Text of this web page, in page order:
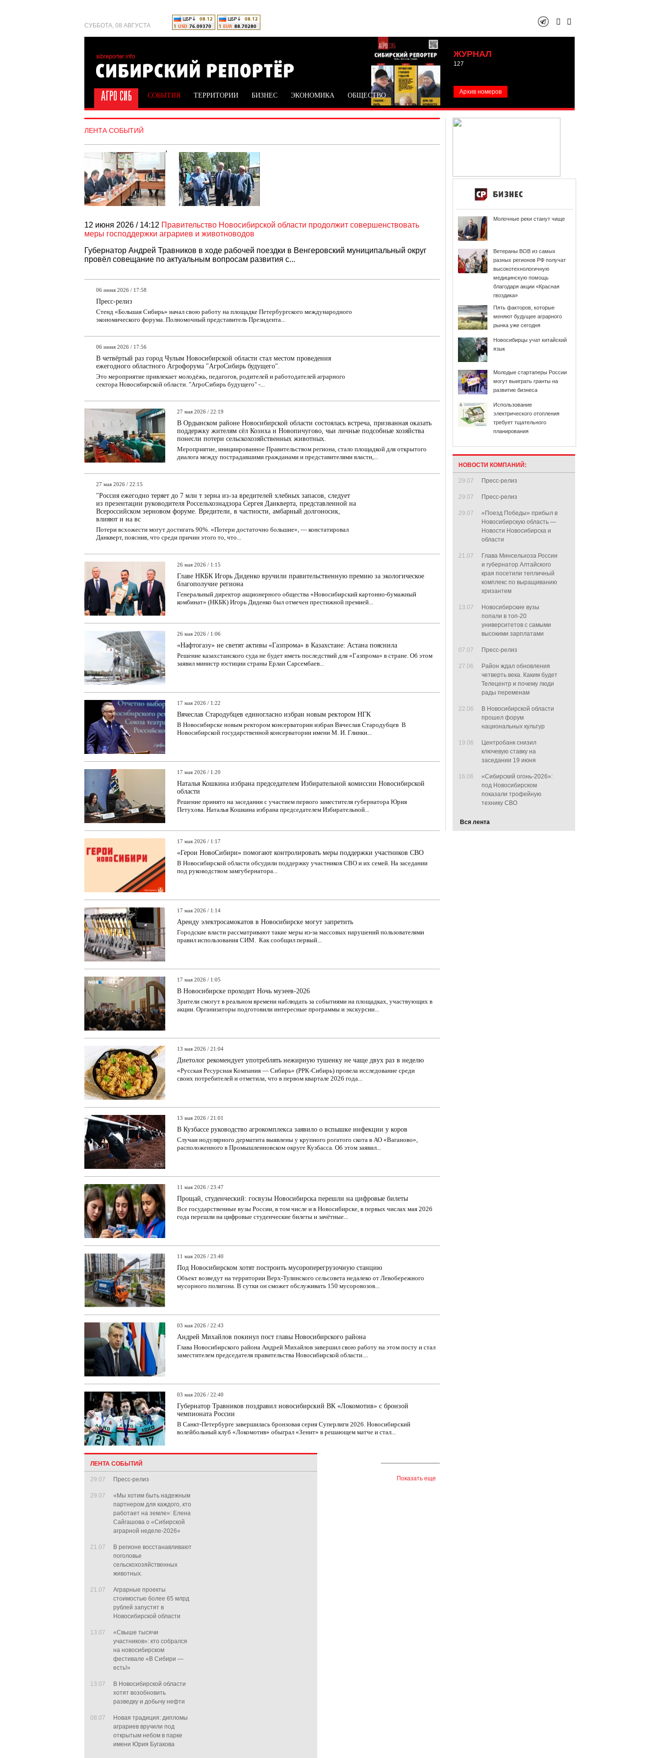
СУББОТА, 08 АВГУСТА
ЖУРНАЛ
127
Архив номеров
СОБЫТИЯ ТЕРРИТОРИИ БИЗНЕС ЭКОНОМИКА ОБЩЕСТВО
ЛЕНТА СОБЫТИЙ
,
12 июня 2026 / 14:12 Правительство Новосибирской области продолжит совершенствовать
меры господдержки аграриев и животноводов
Губернатор Андрей Травников в ходе рабочей поездки в Венгеровский муниципальный округ
провёл совещание по актуальным вопросам развития с...
06 июня 2026 / 17:58
Пресс-релиз
Стенд «Большая Сибирь» начал свою работу на площадке Петербургского международного
экономического форума. Полномочный представитель Президента...
06 июня 2026 / 17:56
В четвёртый раз город Чулым Новосибирской области стал местом проведения
ежегодного областного Агрофорума "АгроСибирь будущего".
Это мероприятие привлекает молодёжь, педагогов, родителей и работодателей аграрного
сектора Новосибирской области. "АгроСибирь будущего" -...
27 мая 2026 / 22:19
В Ордынском районе Новосибирской области состоялась встреча, призванная оказать
поддержку жителям сёл Козиха и Новопичугово, чьи личные подсобные хозяйства
понесли потери сельскохозяйственных животных.
Мероприятие, инициированное Правительством региона, стало площадкой для открытого
диалога между пострадавшими гражданами и представителями власти,...
27 мая 2026 / 22:15
"Россия ежегодно теряет до 7 млн т зерна из-за вредителей хлебных запасов, следует
из презентации руководителя Россельхознадзора Сергея Данкверта, представленной на
Всероссийском зерновом форуме. Вредители, в частности, амбарный долгоносик,
влияют и на вс
Потери всхожести могут достигать 90%. «Потери достаточно большие», — констатировал
Данкверт, пояснив, что среди причин этого то, что...
26 мая 2026 / 1:15
Главе НКБК Игорь Диденко вручили правительственную премию за экологическое
благополучие региона
Генеральный директор акционерного общества «Новосибирский картонно-бумажный
комбинат» (НКБК) Игорь Диденко был отмечен престижной премией...
26 мая 2026 / 1:06
«Нафтогазу» не светят активы «Газпрома» в Казахстане: Астана пояснила
Решение казахстанского суда не будет иметь последствий для «Газпрома» в стране. Об этом
заявил министр юстиции страны Ерлан Сарсембаев...
17 мая 2026 / 1:22
Вячеслав Стародубцев единогласно избран новым ректором НГК
В Новосибирске новым ректором консерватории избран Вячеслав Стародубцев В
Новосибирской государственной консерватории имени М. И. Глинки...
17 мая 2026 / 1:20
Наталья Кошкина избрана председателем Избирательной комиссии Новосибирской
области
Решение принято на заседании с участием первого заместителя губернатора Юрия
Петухова. Наталья Кошкина избрана председателем Избирательной...
17 мая 2026 / 1:17
«Герои НовоСибири» помогают контролировать меры поддержки участников СВО
В Новосибирской области обсудили поддержку участников СВО и их семей. На заседании
под руководством замгубернатора...
17 мая 2026 / 1:14
Аренду электросамокатов в Новосибирске могут запретить
Городские власти рассматривают такие меры из-за массовых нарушений пользователями
правил использования СИМ. Как сообщил первый...
17 мая 2026 / 1:05
В Новосибирске проходит Ночь музеев-2026
Зрители смогут в реальном времени наблюдать за событиями на площадках, участвующих в
акции. Организаторы подготовили интересные программы и экскурсии...
13 мая 2026 / 21:04
Диетолог рекомендует употреблять нежирную тушенку не чаще двух раз в неделю
«Русская Ресурсная Компания — Сибирь» (РРК-Сибирь) провела исследование среди
своих потребителей и отметила, что в первом квартале 2026 года...
13 мая 2026 / 21:01
В Кузбассе руководство агрокомплекса заявило о вспышке инфекции у коров
Случаи нодулярного дерматита выявлены у крупного рогатого скота в АО «Ваганово»,
расположенного в Промышленновском округе Кузбасса. Об этом заявил...
11 мая 2026 / 23:47
Прощай, студенческий: госвузы Новосибирска перешли на цифровые билеты
Все государственные вузы России, в том числе и в Новосибирске, в первых числах мая 2026
года перешли на цифровые студенческие билеты и зачётные...
11 мая 2026 / 23:40
Под Новосибирском хотят построить мусороперегрузочную станцию
Объект возведут на территории Верх-Тулинского сельсовета недалеко от Левобережного
мусорного полигона. В сутки он сможет обслуживать 150 мусоровозов...
03 мая 2026 / 22:43
Андрей Михайлов покинул пост главы Новосибирского района
Глава Новосибирского района Андрей Михайлов завершил свою работу на этом посту и стал
заместителем председателя правительства Новосибирской области....
03 мая 2026 / 22:40
Губернатор Травников поздравил новосибирский ВК «Локомотив» с бронзой
чемпионата России
В Санкт-Петербурге завершилась бронзовая серия Суперлиги 2026. Новосибирский
волейбольный клуб «Локомотив» обыграл «Зенит» в решающем матче и стал...
Показать еще
ЛЕНТА СОБЫТИЙ
29.07 Пресс-релиз
29.07
«Мы хотим быть надежным
партнером для каждого, кто
работает на земле»: Елена
Сайгашова о «Сибирской
аграрной неделе-2026»
21.07
В регионе восстанавливают
поголовье
сельскохозяйственных
животных.
21.07
Аграрные проекты
стоимостью более 65 млрд
рублей запустят в
Новосибирской области
13.07
«Свыше тысячи
участников»: кто собрался
на новосибирском
фестивале «В Сибири —
есть!»
13.07
В Новосибирской области
хотят возобновить
разведку и добычу нефти
08.07
Новая традиция: дипломы
аграриев вручили под
открытым небом в парке
имени Юрия Бугакова
Молочные реки станут чище
Ветераны ВОВ из самых
разных регионов РФ получат
высокотехнологичную
медицинскую помощь
благодаря акции «Красная
гвоздика»
Пять факторов, которые
меняют будущее аграрного
рынка уже сегодня
Новосибирцы учат китайский
язык
Молодые стартаперы России
могут выиграть гранты на
развитие бизнеса
Использование
электрического отопления
требует тщательного
планирования
НОВОСТИ КОМПАНИЙ:
29.07 Пресс-релиз
29.07 Пресс-релиз
29.07
«Поезд Победы» прибыл в
Новосибирскую область —
Новости Новосибирска и
области
21.07
Глава Минсельхоза России
и губернатор Алтайского
края посетили тепличный
комплекс по выращиванию
хризантем
13.07
Новосибирские вузы
попали в топ-20
университетов с самыми
высокими зарплатами
07.07 Пресс-релиз
27.06
Район ждал обновления
четверть века. Каким будет
Телецентр и почему люди
рады переменам
22.06
В Новосибирской области
прошел форум
национальных культур
19.06
Центробанк снизил
ключевую ставку на
заседании 19 июня
16.06
«Сибирский огонь-2026»:
под Новосибирском
показали трофейную
технику СВО
Вся лента